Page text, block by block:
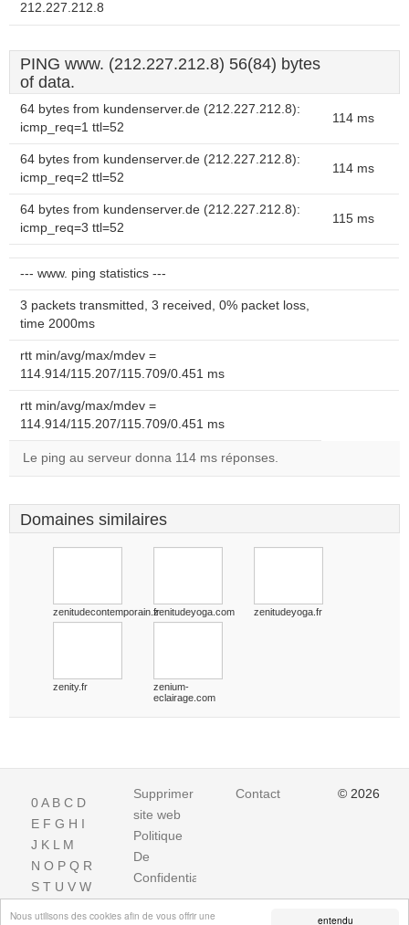
entendu
Nous utilisons des cookies afin de vous offrir une
212.227.212.8
PING www. (212.227.212.8) 56(84) bytes
of data.
64 bytes from kundenserver.de (212.227.212.8):
icmp_req=1 ttl=52
114 ms
64 bytes from kundenserver.de (212.227.212.8):
icmp_req=2 ttl=52
114 ms
64 bytes from kundenserver.de (212.227.212.8):
icmp_req=3 ttl=52
115 ms
--- www. ping statistics ---
3 packets transmitted, 3 received, 0% packet loss,
time 2000ms
rtt min/avg/max/mdev =
114.914/115.207/115.709/0.451 ms
rtt min/avg/max/mdev =
114.914/115.207/115.709/0.451 ms
Le ping au serveur donna 114 ms réponses.
Domaines similaires
zenitudecontemporain.frzenitudeyoga.com zenitudeyoga.fr
zenity.fr
zenium-
eclairage.com
0A B C D
E F G H I
J K L M
N O P Q R
S T U V W
Supprimer
site web
Politique
De
Confidentialite
Contact © 2026